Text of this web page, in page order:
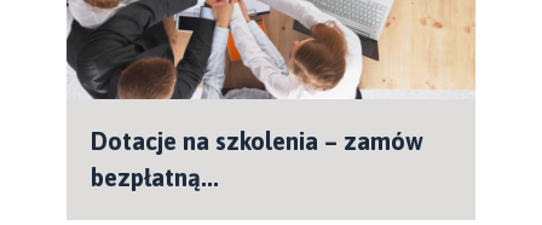
Dotacje na szkolenia – zamów
bezpłatną...